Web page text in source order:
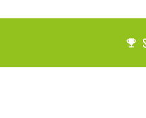
emoji_events